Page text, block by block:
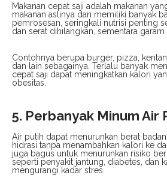
Makanan cepat saji adalah makanan
makanan aslinya dan memiliki banyak
pemrosesan, seringkali nutrisi penting
dan serat dihilangkan, sementara
Contohnya berupa burger, pizza,
dan lain sebagainya. Terlalu banyak
cepat saji dapat meningkatkan kalori
obesitas.
5. Perbanyak Minum Air
Air putih dapat menurunkan berat
hidrasi tanpa menambahkan kalori ke
juga bagus untuk menurunkan risiko
seperti penyakit jantung, diabetes, dan
mengurangi kadar stres.